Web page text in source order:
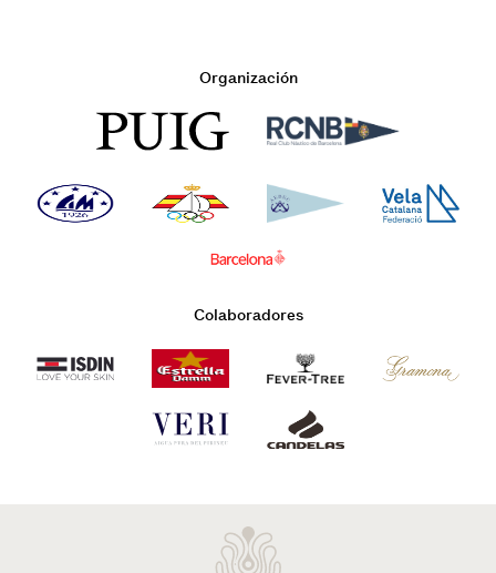
Organización
Colaboradores